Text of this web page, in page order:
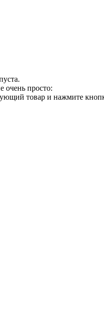
очень просто:
товар и нажмите